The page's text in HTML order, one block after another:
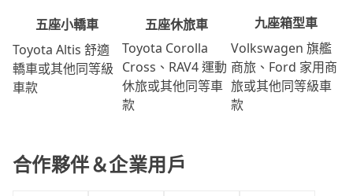
五座小轎車
Toyota Altis 舒適
轎車或其他同等級
車款
五座休旅車
Toyota Corolla
Cross、RAV4 運動
休旅或其他同等車
款
九座箱型車
Volkswagen 旗艦
商旅、Ford 家用商
旅或其他同等級車
款
合作夥伴＆企業用戶